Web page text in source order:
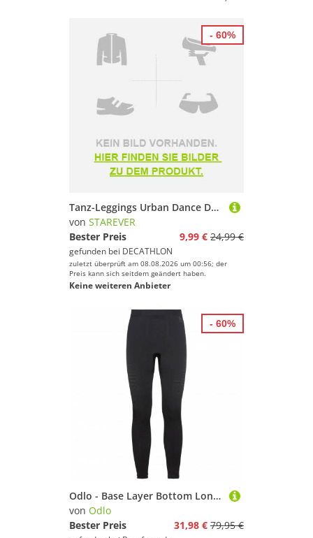
Tanz-Leggings Urban Dance Damen hoher Taillenbund - schwarz mit print
von STAREVER
Bester Preis
9,99 € 24,99 €
gefunden bei DECATHLON
zuletzt überprüft am 08.08.2026 um 00:56; der
Preis kann sich seitdem geändert haben.
Keine weiteren Anbieter
- 60%
Odlo - Base Layer Bottom Long Performance Warm Eco - Kunstfaserunterwäsche Gr XXL schwarz
von Odlo
Bester Preis
31,98 € 79,95 €
- 60%